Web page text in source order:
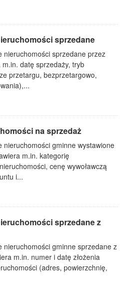
sprzedane
nieruchomości sprzedane przez
datę sprzedaży, tryb
przetargu, bezprzetargowo,
na sprzedaż
nieruchomości gminne wystawione
m.in. kategorię
cenę wywoławczą
i...
sprzedane z
nieruchomości gminne sprzedane z
m.in. numer i datę złożenia
(adres, powierzchnię,